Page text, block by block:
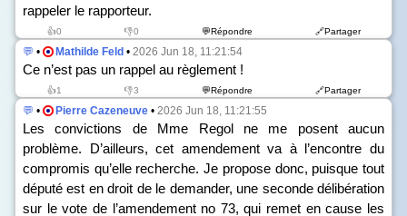
rappeler le rapporteur.
👍0 👎0 💬Répondre 🔗Partager
💬 • Mathilde Feld • 2026 Jun 18, 11:21:54
Ce n’est pas un rappel au règlement !
👍1 👎3 💬Répondre 🔗Partager
💬 • Pierre Cazeneuve • 2026 Jun 18, 11:21:55
Les convictions de Mme Regol ne me posent aucun
problème. D’ailleurs, cet amendement va à l’encontre du
compromis qu’elle recherche. Je propose donc, puisque tout
député est en droit de le demander, une seconde délibération
sur le vote de l’amendement no 73, qui remet en cause les